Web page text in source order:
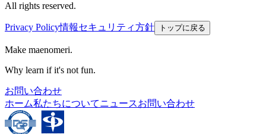
All rights reserved.
Privacy Policy情報セキュリティ方針 トップに戻る
Make maenomeri.
Why learn if it's not fun.
お問い合わせ
ホーム私たちについてニュースお問い合わせ